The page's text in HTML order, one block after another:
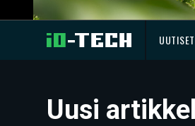
UUTISET
Uusi